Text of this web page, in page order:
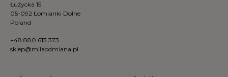
Łużycka 15
05-092 Łomianki Dolne
Poland
+48 880 613 373
sklep@milaodmiana.pl